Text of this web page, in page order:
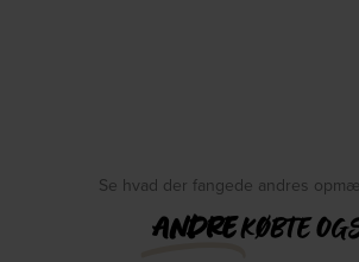
Se hvad der fangede andres
ANDREKØBTE